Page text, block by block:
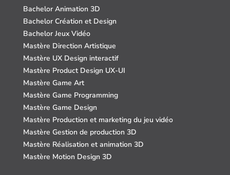
Bachelor Animation 3D
Bachelor Création et Design
Bachelor Jeux Vidéo
Mastère Direction Artistique
Mastère UX Design interactif
Mastère Product Design UX-UI
Mastère Game Art
Mastère Game Programming
Mastère Game Design
Mastère Production et marketing du jeu vidéo
Mastère Gestion de production 3D
Mastère Réalisation et animation 3D
Mastère Motion Design 3D